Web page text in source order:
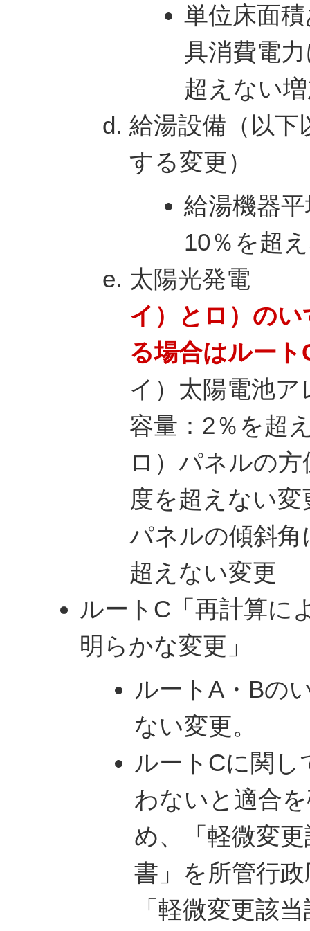
単位床面
具消費電
超えない
給湯設備（以下
する変更）
給湯機器
10％を超
太陽光発電
イ）とロ）の
る場合はルー
イ）太陽電池
容量：2％を超
ロ）パネルの
度を超えない
パネルの傾斜
超えない変更
ルートC「再計算に
明らかな変更」
ルートA・Bの
ない変更。
ルートCに関し
わないと適合
め、「軽微変
書」を所管行
「軽微変更該